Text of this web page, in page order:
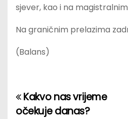
sjever, kao i na
Na graničnim prelazima
(Balans)
PKakvo nas vrijeme
očekuje danas?